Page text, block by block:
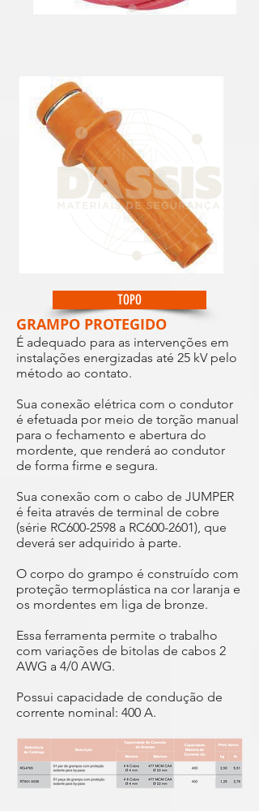
TOPO
GRAMPO PROTEGIDO
É adequado para as intervenções em
instalações energizadas até 25 kV pelo
método ao contato.
Sua conexão elétrica com o condutor
é efetuada por meio de torção manual
para o fechamento e abertura do
mordente, que renderá ao condutor
de forma firme e segura.
Sua conexão com o cabo de JUMPER
é feita através de terminal de cobre
(série RC600-2598 a RC600-2601), que
deverá ser adquirido à parte.
O corpo do grampo é construído com
proteção termoplástica na cor laranja e
os mordentes em liga de bronze.
Essa ferramenta permite o trabalho
com variações de bitolas de cabos 2
AWG a 4/0 AWG.
Possui capacidade de condução de
corrente nominal: 400 A.